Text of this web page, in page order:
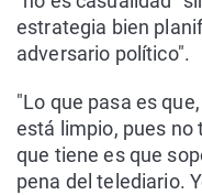
estrategia bien
adversario político".
"Lo que pasa es
está limpio, pues no
que tiene es que
pena del telediario.